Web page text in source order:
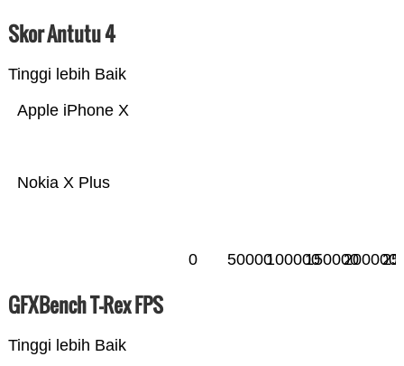
Skor Antutu 4
Tinggi lebih Baik
Nokia X Plus
Apple iPhone X
0 50000100000150000200000
GFXBench T-Rex FPS
Tinggi lebih Baik